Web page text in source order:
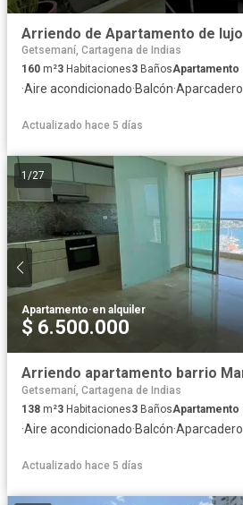
Getsemaní, Cartagena de Indias
160 m²3 Habitaciones3 BañosApartamento
·Aire acondicionado·Balcón·Aparcadero
Actualizado hace 5 días
1 /27
Apartamento·en alquiler
$ 6.500.000
Getsemaní, Cartagena de Indias
138 m²3 Habitaciones3 BañosApartamento
·Aire acondicionado·Balcón·Aparcadero
Actualizado hace 5 días